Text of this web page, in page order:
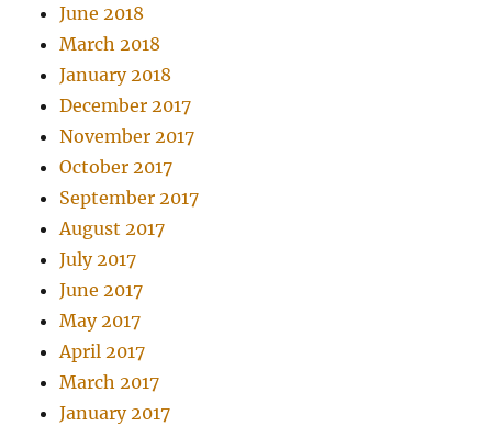
June 2018
March 2018
January 2018
December 2017
November 2017
October 2017
September 2017
August 2017
July 2017
June 2017
May 2017
April 2017
March 2017
January 2017